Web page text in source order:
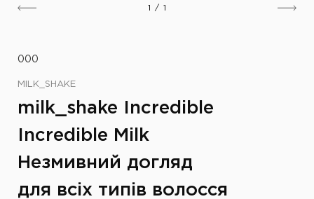
1 / 1
000
MILK_SHAKE
milk_shake Incredible
Incredible Milk
Незмивний догляд
для всіх типів волосся